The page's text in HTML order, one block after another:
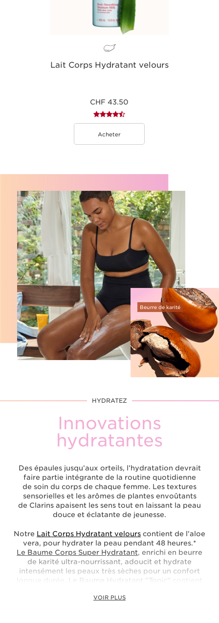
Lait Corps Hydratant velours
CHF 43.50
Acheter
Beurre de karité
HYDRATEZ
Innovations
hydratantes
Des épaules jusqu’aux orteils, l’hydratation devrait
faire partie intégrante de la routine quotidienne
de soin du corps de chaque femme. Les textures
sensorielles et les arômes de plantes envoûtants
de Clarins apaisent les sens tout en laissant la peau
douce et éclatante de jeunesse.
Notre Lait Corps Hydratant velours contient de l’aloe
vera, pour hydrater la peau pendant 48 heures.*
Le Baume Corps Super Hydratant, enrichi en beurre
de karité ultra-nourrissant, adoucit et hydrate
intensément les peaux très sèches pour un confort
Le Baume Hydratant "Tonic"
vera, pour nourrir, adoucir et apaiser instantanément
VOIR PLUS